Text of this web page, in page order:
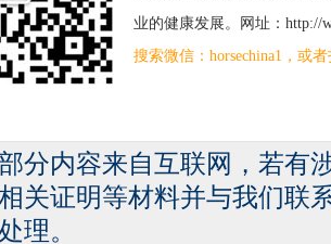
业的健康发展。网址：http://
搜索微信：horsechina1，或
分内容来自互联网，若有
关证明等材料并与我们联
理。